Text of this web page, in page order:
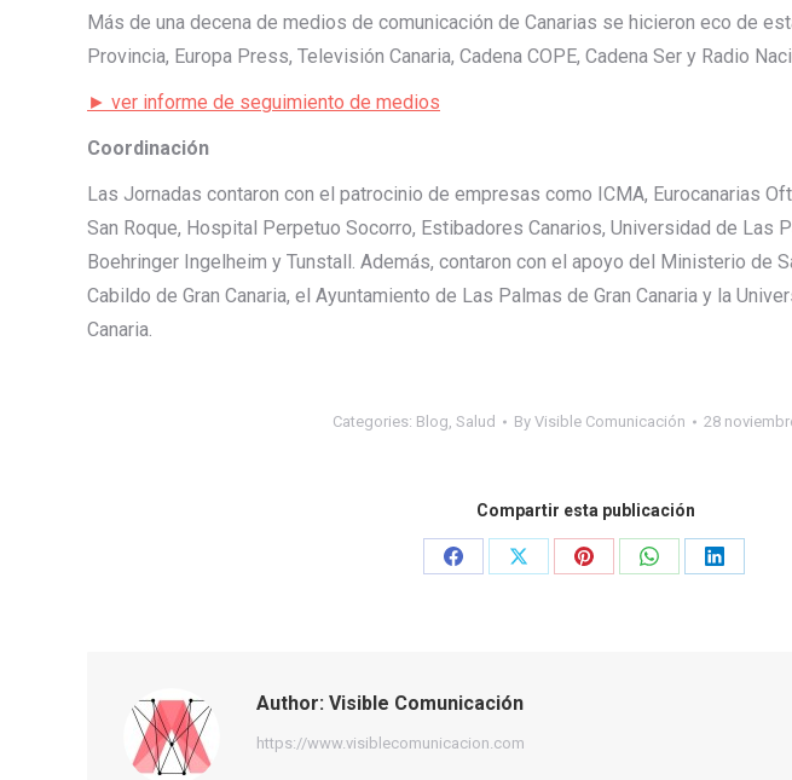
Más de una decena de medios de comunicación de Canarias se hicieron eco de
Provincia, Europa Press, Televisión Canaria, Cadena COPE, Cadena Ser y Radio
► ver informe de seguimiento de medios
Coordinación
Las Jornadas contaron con el patrocinio de empresas como ICMA, Eurocanarias
San Roque, Hospital Perpetuo Socorro, Estibadores Canarios, Universidad de Las
Boehringer Ingelheim y Tunstall. Además, contaron con el apoyo del Ministerio de
Cabildo de Gran Canaria, el Ayuntamiento de Las Palmas de Gran Canaria y la
Canaria.
Categories: Blog, Salud By Visible Comunicación 28
Compartir esta publicación
Share
Share
Share
Share
Share
Author: Visible Comunicación
https://www.visiblecomunicacion.com